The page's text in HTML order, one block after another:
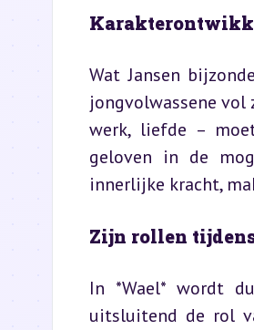
Wat Jansen
jongvolwassene vol
werk, liefde –
geloven in de
innerlijke kracht,
Zijn rollen
In *Wael* wordt
uitsluitend de rol